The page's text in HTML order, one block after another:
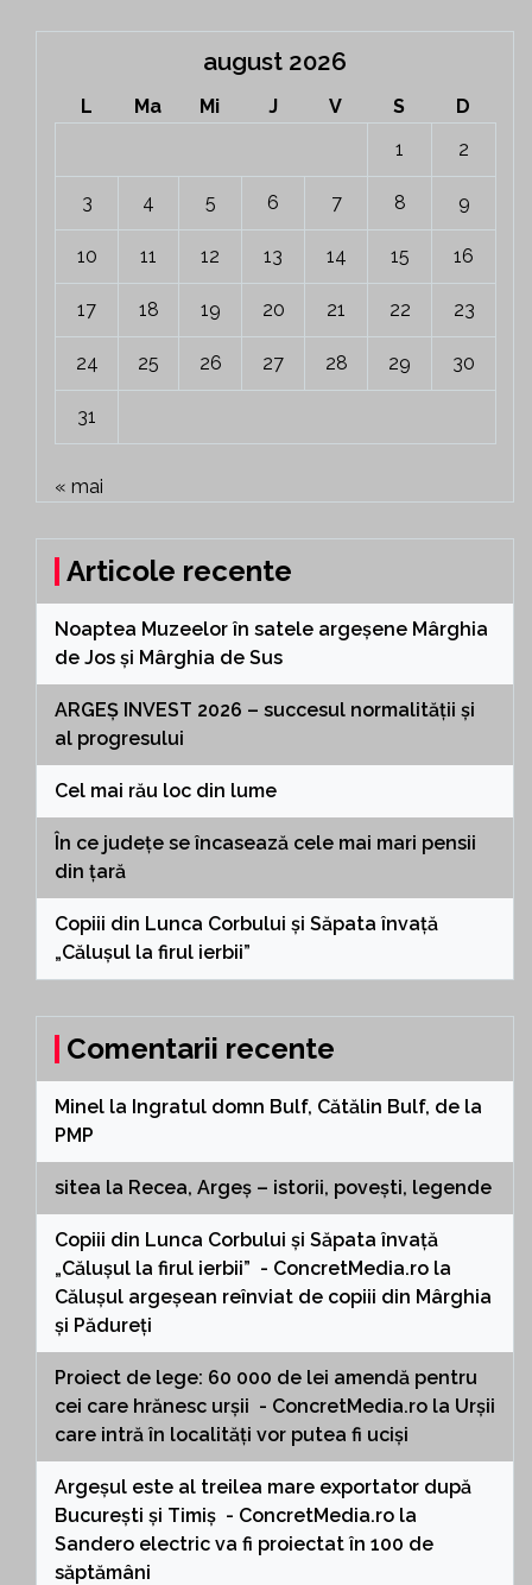
august 2026
L Ma Mi J V S
D
1
2
3 4 5 6 7 8 9
10 11 12 13 14 15 16
17 18 19 20 21 22 23
24 25 26 27 28 29 30
31
« mai
Articole recente
Noaptea Muzeelor în satele argeșene Mârghia
de Jos și Mârghia de Sus
ARGEȘ INVEST 2026 – succesul normalității și
al progresului
Cel mai rău loc din lume
În ce județe se încasează cele mai mari pensii
din țară
Copiii din Lunca Corbului și Săpata învață
„Călușul la firul ierbii”
Comentarii recente
Minel la Ingratul domn Bulf, Cătălin Bulf, de la
PMP
sitea la Recea, Argeș – istorii, povești, legende
Copiii din Lunca Corbului și Săpata învață
„Călușul la firul ierbii” - ConcretMedia.ro la
Călușul argeșean reînviat de copiii din Mârghia
și Pădureți
Proiect de lege: 60 000 de lei amendă pentru
cei care hrănesc urșii - ConcretMedia.ro la Urșii
care intră în localități vor putea fi uciși
Argeșul este al treilea mare exportator după
București și Timiș - ConcretMedia.ro la
Sandero electric va fi proiectat în 100 de
săptămâni